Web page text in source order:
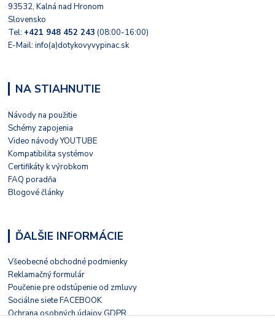
93532, Kalná nad Hronom
Slovensko
Tel: +421 948 452 243 (08:00-16:00)
E-Mail: info(a)dotykovyvypinac.sk
NA STIAHNUTIE
Návody na použitie
Schémy zapojenia
Video návody YOUTUBE
Kompatibilita systémov
Certifikáty k výrobkom
FAQ poradňa
Blogové články
ĎALŠIE INFORMÁCIE
Všeobecné obchodné podmienky
Reklamačný formulár
Poučenie pre odstúpenie od zmluvy
Sociálne siete FACEBOOK
Ochrana osobných údajov GDPR